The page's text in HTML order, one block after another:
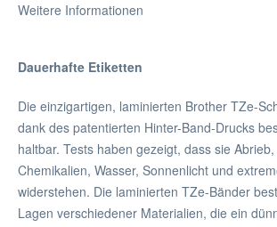
Weitere Informationen
Dauerhafte Etiketten
Die einzigartigen, laminierten Brother TZe-
dank des patentierten Hinter-Band-Drucks
haltbar. Tests haben gezeigt, dass sie
Chemikalien, Wasser, Sonnenlicht und
widerstehen. Die laminierten TZe-Bänder
Lagen verschiedener Materialien, die ein